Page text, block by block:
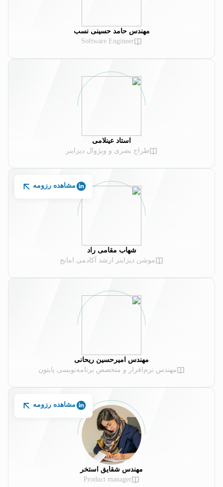
مهندس حامد حسینی نسب
Software Engineer
استاد عینلامی
طراح بصری و ویژوال دیزاینر
مشاهده رزومه
شهاب مقامی‌ راد
موشن دیزاینر ارشد آکادمی امانج
مهندس امیرحسین ریحانی
مهندس نرم‌افزار و متخصص برنامه‌نویسی پایتون
مشاهده رزومه
مهندس شقایق استخر
Product manager